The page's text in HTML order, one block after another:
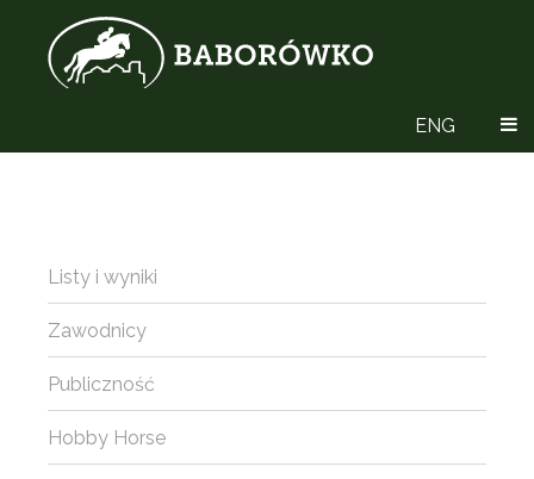
ENG
Listy i wyniki
Zawodnicy
Publiczność
Hobby Horse